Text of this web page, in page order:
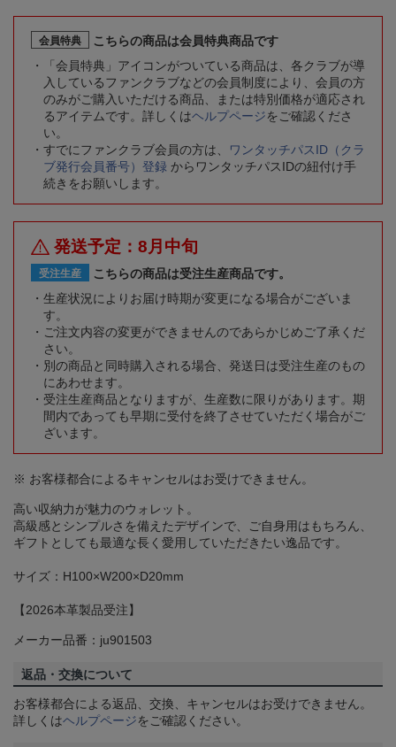
会員特典
こちらの商品は会員特典商品です
「会員特典」アイコンがついている商品は、各クラブが導
入しているファンクラブなどの会員制度により、会員の方
のみがご購入いただける商品、または特別価格が適応され
るアイテムです。詳しくはヘルプページをご確認くださ
い。
すでにファンクラブ会員の方は、
ワンタッチパスID（クラ
ブ発行会員番号）登録 からワンタッチパスIDの紐付け手
続きをお願いします。
発送予定：8月中旬
受注生産
こちらの商品は受注生産商品です。
生産状況によりお届け時期が変更になる場合がございま
す。
ご注文内容の変更ができませんのであらかじめご了承くだ
さい。
別の商品と同時購入される場合、発送日は受注生産のもの
にあわせます。
受注生産商品となりますが、生産数に限りがあります。期
間内であっても早期に受付を終了させていただく場合がご
ざいます。
※ お客様都合によるキャンセルはお受けできません。
高い収納力が魅力のウォレット。
高級感とシンプルさを備えたデザインで、ご自身用はもちろん、
ギフトとしても最適な長く愛用していただきたい逸品です。
サイズ：H100×W200×D20mm
【2026本革製品受注】
メーカー品番：ju901503
返品・交換について
お客様都合による返品、交換、キャンセルはお受けできません。
詳しくはヘルプページをご確認ください。